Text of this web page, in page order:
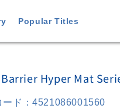
Popular Titles
Hyper Mat
ード：4521086001560